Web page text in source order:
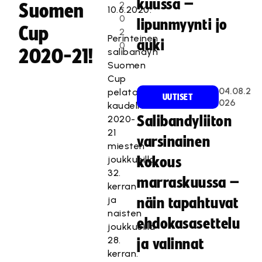
Suomen
Cup
2020-21!
2
0
2
0
10.6.2020.
Perinteinen
salibandyn
Suomen
Cup
pelataan
kaudella
2020-
21
miesten
joukkueilla
32.
kerran
ja
naisten
joukkueilla
28.
kerran.
kuussa –
lipunmyynti jo
auki
UUTISET
04.08.2
026
Salibandyliiton
varsinainen
kokous
marraskuussa –
näin tapahtuvat
ehdokasasettelu
ja valinnat